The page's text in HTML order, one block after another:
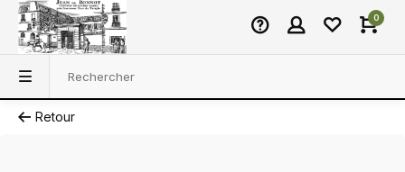
0
Retour